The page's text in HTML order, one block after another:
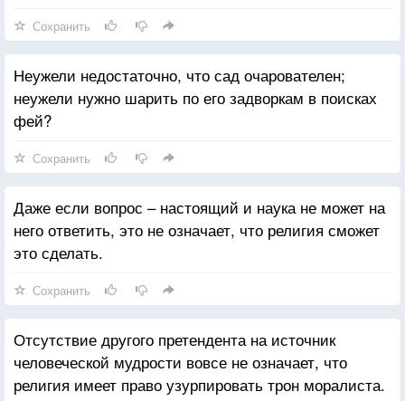
поспорить, в ответ услышите невнятные
псевдофилософские заявления, что он всегда был
или что он обитает вне границ природы.
Объяснением это, конечно, не назовёшь.
Сохранить
Неужели недостаточно, что сад очарователен;
неужели нужно шарить по его задворкам в поисках
фей?
Сохранить
Даже если вопрос – настоящий и наука не может на
него ответить, это не означает, что религия сможет
это сделать.
Сохранить
Отсутствие другого претендента на источник
человеческой мудрости вовсе не означает, что
религия имеет право узурпировать трон моралиста.